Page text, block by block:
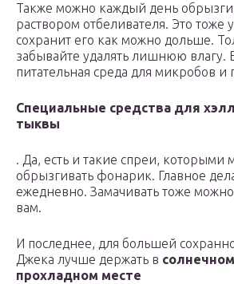
Также можно каждый день
раствором отбеливателя. Это тоже
сохранит его как можно дольше.
забывайте удалять лишнюю влагу.
питательная среда для микробов и
Специальные средства для
тыквы
. Да, есть и такие спреи, которыми
обрызгивать фонарик. Главное
ежедневно. Замачивать тоже
вам.
И последнее, для большей
Джека лучше держать в
прохладном месте